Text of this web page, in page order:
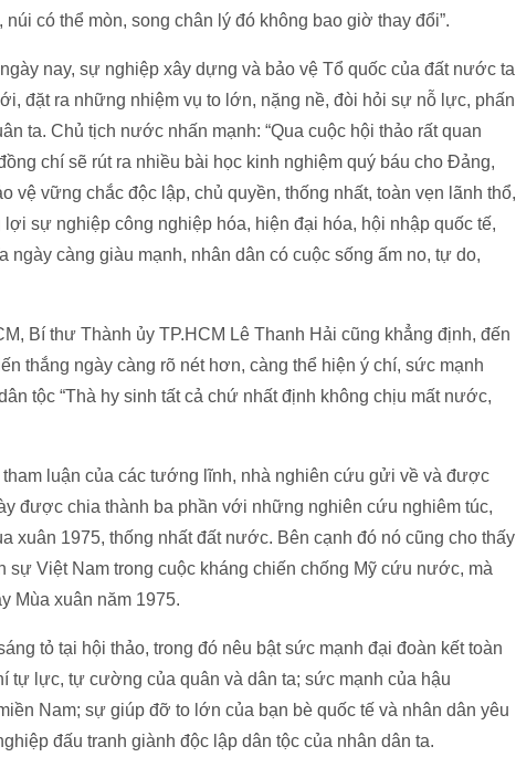
có thể mòn, song chân lý đó không bao giờ thay đổi”.
nay, sự nghiệp xây dựng và bảo vệ Tổ quốc của đất nước ta
đặt ra những nhiệm vụ to lớn, nặng nề, đòi hỏi sự nỗ lực, phấn
ta. Chủ tịch nước nhấn mạnh: “Qua cuộc hội thảo rất quan
chí sẽ rút ra nhiều bài học kinh nghiệm quý báu cho Đảng,
vệ vững chắc độc lập, chủ quyền, thống nhất, toàn vẹn lãnh thổ,
sự nghiệp công nghiệp hóa, hiện đại hóa, hội nhập quốc tế,
càng giàu mạnh, nhân dân có cuộc sống ấm no, tự do,
Bí thư Thành ủy TP.HCM Lê Thanh Hải cũng khẳng định, đến
thắng ngày càng rõ nét hơn, càng thể hiện ý chí, sức mạnh
tộc “Thà hy sinh tất cả chứ nhất định không chịu mất nước,
luận của các tướng lĩnh, nhà nghiên cứu gửi về và được
được chia thành ba phần với những nghiên cứu nghiêm túc,
xuân 1975, thống nhất đất nước. Bên cạnh đó nó cũng cho thấy
sự Việt Nam trong cuộc kháng chiến chống Mỹ cứu nước, mà
Mùa xuân năm 1975.
tỏ tại hội thảo, trong đó nêu bật sức mạnh đại đoàn kết toàn
tự lực, tự cường của quân và dân ta; sức mạnh của hậu
Nam; sự giúp đỡ to lớn của bạn bè quốc tế và nhân dân yêu
đấu tranh giành độc lập dân tộc của nhân dân ta.